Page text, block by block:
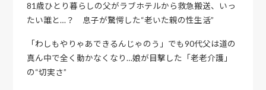
81歳ひとり暮らしの父がラブホテルから救急搬送、いっ
たい誰と…？ 息子が驚愕した“老いた親の性生活”
「わしもやりゃあできるんじゃのう」でも90代父は道の
真ん中で全く動かなくなり…娘が目撃した「老老介護」
の“切実さ”